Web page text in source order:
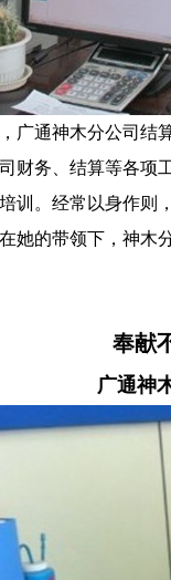
广通神木分公司结
财务、结算等各项
训。经常以身作则
她的带领下，神木
奉献
广通神